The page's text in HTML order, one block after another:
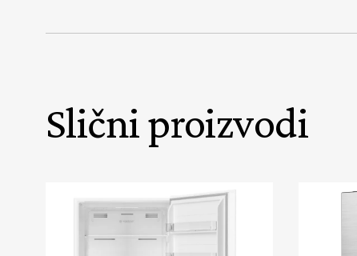
Slični proizvodi